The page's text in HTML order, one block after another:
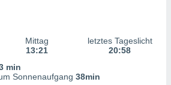
Mittag
13:21
letztes Tageslicht
20:58
min
Sonnenaufgang 38min